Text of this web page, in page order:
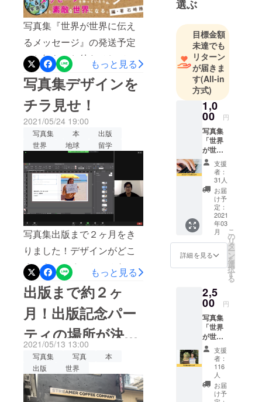
写真集『世界が世界に伝え
るメッセージ』の発送予定
のお知らせお待たせしてお
ります！写真集の完成がも
うすぐそば....現在は帯のデ
ザインを作っております。
帯にはなんと！あの方の推
薦文が...お楽しみに！！！さ
て、皆様にお届けする日程
ですが、7月15〜20日の間
で発送させていただく予定
となっております。レター
パック・レターパックライ
トでの配送となります！よ
ろしくお願いいたしま
す！！
もっと見る
写真集デザインを
チラ見せ！
2021/05/24 19:00
写真集 本
出版
世界
地球 留学
写真集出版まで２ヶ月をき
りました！デザインがどこ
まできているのか、みなさ
ん気になっているところだ
と思います。そこで今回
は、出来上がってきている
デザインをチラ見せしてい
きたいと思います。こちら
がデザイン案①上の方に英
語を入れて、軽い気持ちで
流し読みができそうです。
もっと見る
出版まで約２ヶ
月！出版記念パー
ティの場所が決ま
りました！
2021/05/13 13:00
写真集 写真
本
出版
世界
学JAPAN８
期生として
ウガンダに
半年滞在。
大学卒業
後、「Funの
Fanであ
れ！」を
モットー
に、合同会
社Fuanを設
立。
誰かのFanで
あること
が、Fun（楽
しい）に繋
がる社会づ
くりを行
なってい
る。
選ぶ
目標金額
未達でも
リターン
が届きま
す(All-in
方式)
1,0
00 円
写真集
「世界
が世界
に伝え
るメッ
セー
ジ」を
ただた
だ応援
したい
人向け
のリ
ターン
です。
プロ
ジェク
ナーの
石崎陸
から熱
いお礼
のメー
ルをお
送りさ
せてい
ただき
ます。
支援
者：
31人
お届
け予
定：
2021
年03
月
詳細を見る
こ
の
リ
タ
ー
ン
を
選
択
す
る
2,5
00 円
写真集
「世界
が世界
に伝え
るメッ
セー
ジ」を
１冊お
届けし
支援
者：
116
人
お届
け予